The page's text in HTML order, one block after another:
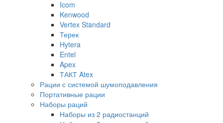
Icom
Kenwood
Vertex Standard
Терек
Hytera
Entel
Apex
ТАКТ Atex
Рации с системой шумоподавления
Портативные рации
Наборы раций
Наборы из 2 радиостанций